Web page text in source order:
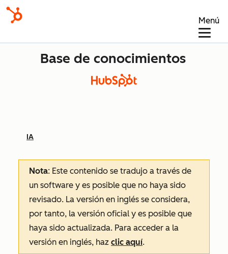
Menú
Base de conocimientos
IA
Nota: Este contenido se tradujo a través de
un software y es posible que no haya sido
revisado. La versión en inglés se considera,
por tanto, la versión oficial y es posible que
haya sido actualizada. Para acceder a la
versión en inglés, haz clic aquí.